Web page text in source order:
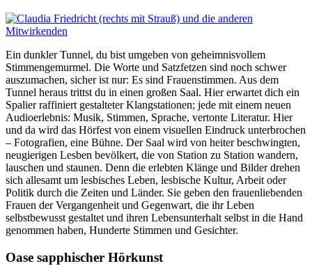
Ein dunkler Tunnel, du bist umgeben von geheimnisvollem
Stimmengemurmel. Die Worte und Satzfetzen sind noch schwer
auszumachen, sicher ist nur: Es sind Frauenstimmen. Aus dem
Tunnel heraus trittst du in einen großen Saal. Hier erwartet dich ein
Spalier raffiniert gestalteter Klangstationen; jede mit einem neuen
Audioerlebnis: Musik, Stimmen, Sprache, vertonte Literatur. Hier
und da wird das Hörfest von einem visuellen Eindruck unterbrochen
– Fotografien, eine Bühne. Der Saal wird von heiter beschwingten,
neugierigen Lesben bevölkert, die von Station zu Station wandern,
lauschen und staunen. Denn die erlebten Klänge und Bilder drehen
sich allesamt um lesbisches Leben, lesbische Kultur, Arbeit oder
Politik durch die Zeiten und Länder. Sie geben den frauenliebenden
Frauen der Vergangenheit und Gegenwart, die ihr Leben
selbstbewusst gestaltet und ihren Lebensunterhalt selbst in die Hand
genommen haben, Hunderte Stimmen und Gesichter.
Oase sapphischer Hörkunst